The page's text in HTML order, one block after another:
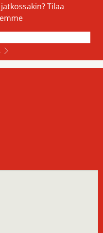
Tilaa